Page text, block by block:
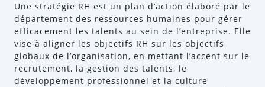
Une stratégie RH est un plan d’action élaboré par le
département des ressources humaines pour gérer
efficacement les talents au sein de l’entreprise. Elle
vise à aligner les objectifs RH sur les objectifs
globaux de l’organisation, en mettant l’accent sur le
recrutement, la gestion des talents, le
développement professionnel et la culture